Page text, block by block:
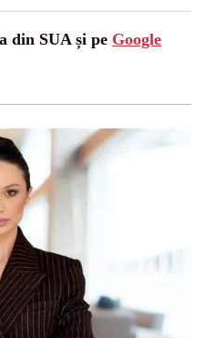
din SUA și pe Google